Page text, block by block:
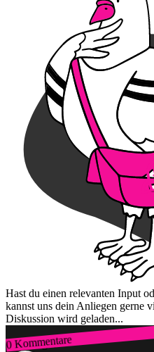
Hast du einen relevanten Input
kannst uns dein Anliegen gerne
Diskussion wird geladen...
0 Kommentare
Zum Login